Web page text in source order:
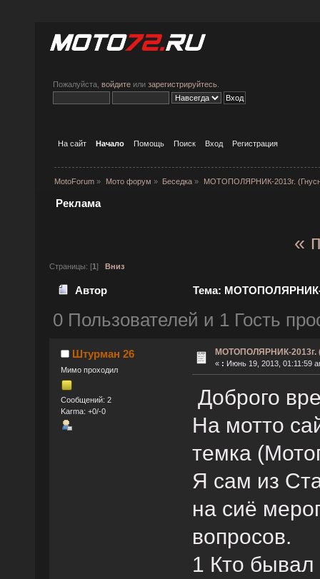
Пожалуйста, войдите или зарегистрируйтесь
На сайт Начало Помощь Поиск Вход Регистрация
MotoForum » Мото форум » Беседка » МОТОПОЛЯРНИК-2013г.
Реклама
«
Страницы: [1] Вниз
Автор Тема: МОТОПОЛЯРНИК-
0 Пользователей и 1 Гость
Штурман 26
Мимо проходил
Сообщений: 2
Karma: +0/-0
МОТОПОЛЯРНИК-2013г.
« : Июнь 19, 2013, 01:11:59
Доброго
На мотто
темка
Я сам из
на сиё
вопросов.
1 Кто